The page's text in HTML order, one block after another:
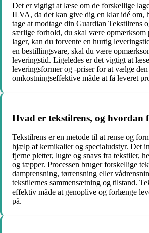
Det er vigtigt at læse om de forskellige
ILVA, da det kan give dig en klar idé om,
tage at modtage din Guardian Tekstilrens
særlige forhold, du skal være opmærksom
lager, kan du forvente en hurtig
en bestillingsvare, skal du være
leveringstid. Ligeledes er det vigtigt at
leveringsformer og -priser for at vælge
omkostningseffektive måde at få leveret
Hvad er tekstilrens, og hvordan
Tekstilrens er en metode til at rense og
hjælp af kemikalier og specialudstyr. Det
fjerne pletter, lugte og snavs fra tekstiler,
og tæpper. Processen bruger forskellige
damprensning, tørrensning eller
tekstilernes sammensætning og tilstand.
effektiv måde at genoplive og forlænge
på.